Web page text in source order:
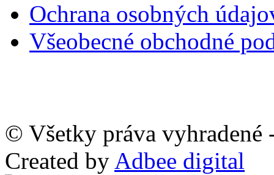
Ochrana osobných
Všeobecné obchodné
© Všetky práva vyhradené
Created by Adbee digital